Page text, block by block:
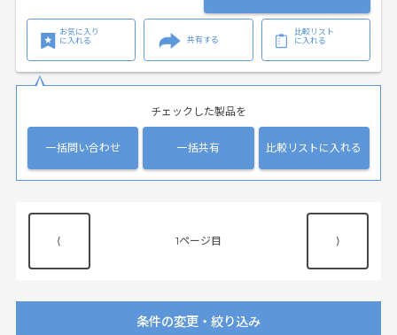
お気に入り
に入れる
共有する
比較リスト
に入れる
チェックした製品を
一括問い合わせ 一括共有 比較リストに入れる
⟨ 1 ⟩
条件の変更・絞り込み